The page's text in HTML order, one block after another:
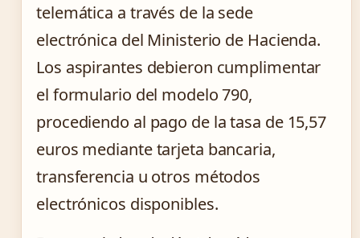
telemática a través de la sede
electrónica del Ministerio de Hacienda.
Los aspirantes debieron cumplimentar
el formulario del modelo 790,
procediendo al pago de la tasa de 15,57
euros mediante tarjeta bancaria,
transferencia u otros métodos
electrónicos disponibles.